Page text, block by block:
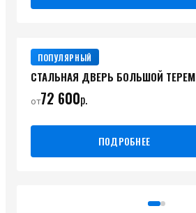
ПОПУЛЯРНЫЙ
СТАЛЬНАЯ ДВЕРЬ БОЛЬШОЙ ТЕРЕМ
от72 600р.
ПОДРОБНЕЕ